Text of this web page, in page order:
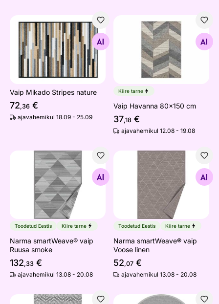
Vaip Mikado Stripes nature
Otsi sarnaseid
Vaip Mikado Stripes nature
72,36 €
ajavahemikul 18.09 - 25.09
Vaip Havanna 80x150 cm
Otsi sarnaseid
Kiire tarne
Vaip Havanna 80x150 cm
37,18 €
ajavahemikul 12.08 - 19.08
Narma smartWeave® vaip Ruusa smoke
Otsi sarnaseid
Toodetud Eestis Kiire tarne
Narma smartWeave® vaip
Ruusa smoke
132,33 €
ajavahemikul 13.08 - 20.08
Narma smartWeave® vaip
Otsi sarnaseid
Toodetud Eestis Kiire tarne
Narma smartWeave® vaip
Voose linen
52,07 €
ajavahemikul 13.08 - 20.08